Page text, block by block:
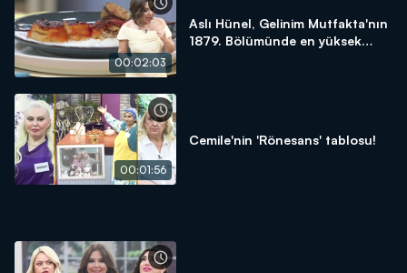
00:02:03
Aslı Hünel, Gelinim Mutfakta'nın
1879. Bölümünde en yüksek
00:01:56
Cemile'nin 'Rönesans' tablosu!